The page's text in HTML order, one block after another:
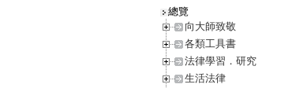
總覽
向大師致敬
各類工具書
法律學習．研究
生活法律